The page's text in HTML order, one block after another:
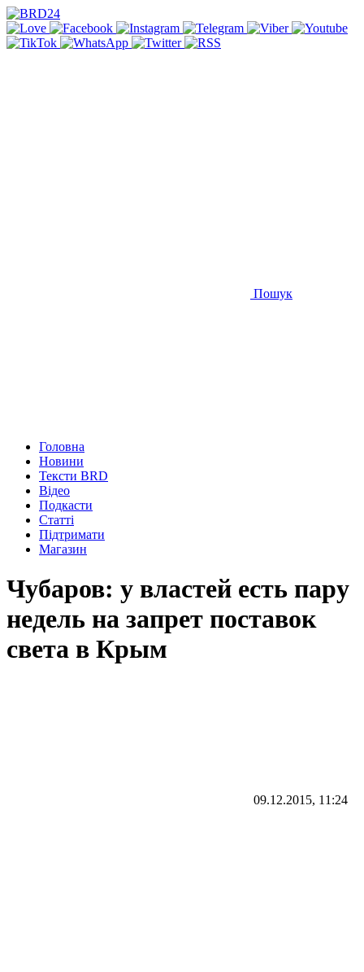
Пошук
Головна
Новини
Тексти BRD
Відео
Подкасти
Статті
Підтримати
Магазин
Чубаров: у властей есть пару
недель на запрет поставок
света в Крым
09.12.2015, 11:24